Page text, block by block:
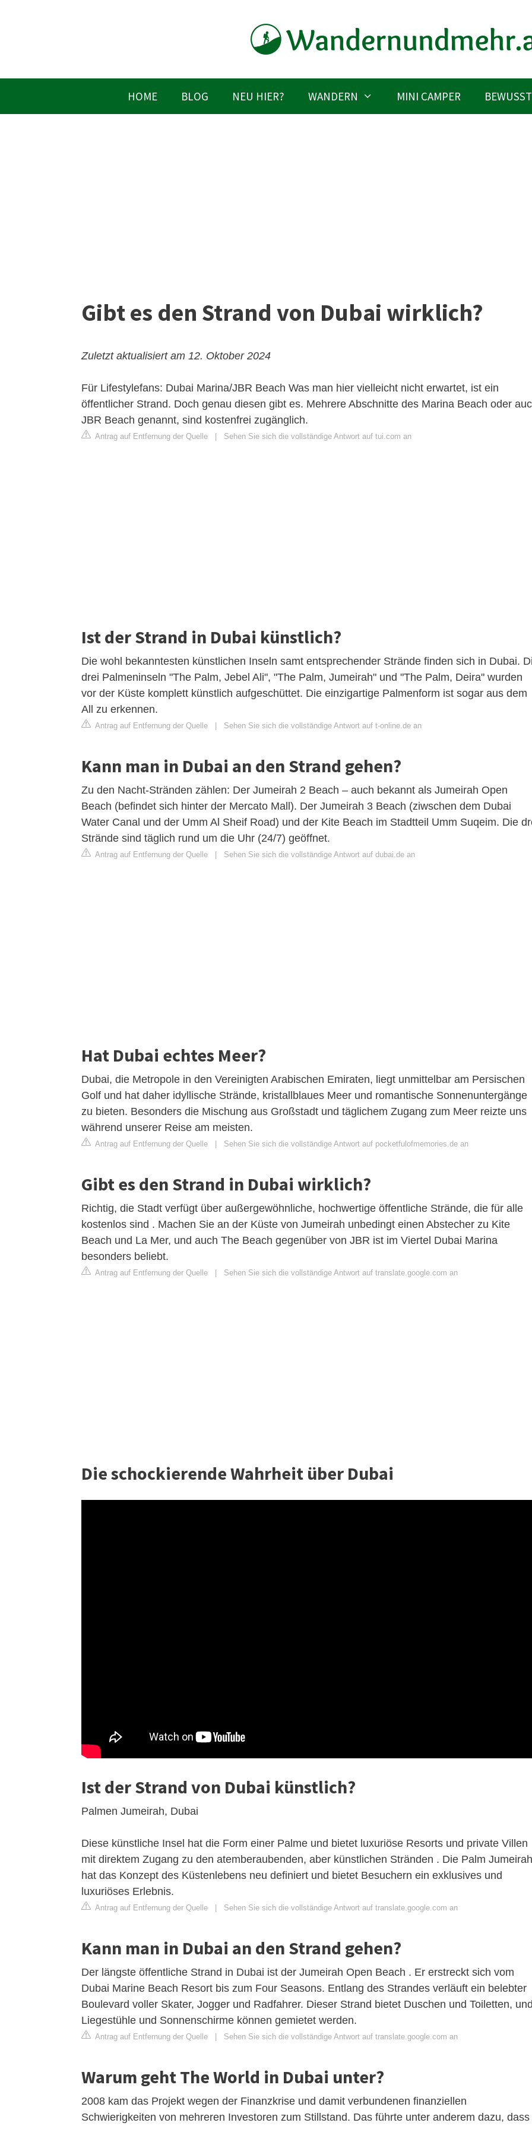
HOME BLOG NEU HIER? WANDERN MINI CAMPER
Gibt es den Strand von Dubai wirklich?
Zuletzt aktualisiert am 12. Oktober 2024
Für Lifestylefans: Dubai Marina/JBR Beach Was man hier vielleicht nicht erwartet, ist ein
öffentlicher Strand. Doch genau diesen gibt es. Mehrere Abschnitte des Marina Beach oder
JBR Beach genannt, sind kostenfrei zugänglich.
Antrag auf Entfernung der Quelle Sehen Sie sich die vollständige Antwort auf tui.com an
Ist der Strand in Dubai künstlich?
Die wohl bekanntesten künstlichen Inseln samt entsprechender Strände finden sich in Dubai.
drei Palmeninseln "The Palm, Jebel Ali", "The Palm, Jumeirah" und "The Palm, Deira" wurden
vor der Küste komplett künstlich aufgeschüttet. Die einzigartige Palmenform ist sogar aus dem
All zu erkennen.
Antrag auf Entfernung der Quelle Sehen Sie sich die vollständige Antwort auf t-online.de an
Kann man in Dubai an den Strand gehen?
Zu den Nacht-Stränden zählen: Der Jumeirah 2 Beach – auch bekannt als Jumeirah Open
Beach (befindet sich hinter der Mercato Mall). Der Jumeirah 3 Beach (ziwschen dem Dubai
Water Canal und der Umm Al Sheif Road) und der Kite Beach im Stadtteil Umm Suqeim. Die
Strände sind täglich rund um die Uhr (24/7) geöffnet.
Antrag auf Entfernung der Quelle Sehen Sie sich die vollständige Antwort auf dubai.de an
Hat Dubai echtes Meer?
Dubai, die Metropole in den Vereinigten Arabischen Emiraten, liegt unmittelbar am Persischen
Golf und hat daher idyllische Strände, kristallblaues Meer und romantische Sonnenuntergänge
zu bieten. Besonders die Mischung aus Großstadt und täglichem Zugang zum Meer reizte uns
während unserer Reise am meisten.
Antrag auf Entfernung der Quelle Sehen Sie sich die vollständige Antwort auf pocketfulofmemories.de an
Gibt es den Strand in Dubai wirklich?
Richtig, die Stadt verfügt über außergewöhnliche, hochwertige öffentliche Strände, die für alle
kostenlos sind . Machen Sie an der Küste von Jumeirah unbedingt einen Abstecher zu Kite
Beach und La Mer, und auch The Beach gegenüber von JBR ist im Viertel Dubai Marina
besonders beliebt.
Antrag auf Entfernung der Quelle Sehen Sie sich die vollständige Antwort auf translate.google.com an
Die schockierende Wahrheit über Dubai
Ist der Strand von Dubai künstlich?
Palmen Jumeirah, Dubai
Diese künstliche Insel hat die Form einer Palme und bietet luxuriöse Resorts und private Villen
mit direktem Zugang zu den atemberaubenden, aber künstlichen Stränden . Die Palm Jumeirah
hat das Konzept des Küstenlebens neu definiert und bietet Besuchern ein exklusives und
luxuriöses Erlebnis.
Antrag auf Entfernung der Quelle | Sehen Sie sich die vollständige Antwort auf translate.google.com an
Kann man in Dubai an den Strand gehen?
Der längste öffentliche Strand in Dubai ist der Jumeirah Open Beach . Er erstreckt sich vom
Dubai Marine Beach Resort bis zum Four Seasons. Entlang des Strandes verläuft ein belebter
Boulevard voller Skater, Jogger und Radfahrer. Dieser Strand bietet Duschen und Toiletten,
Liegestühle und Sonnenschirme können gemietet werden.
Antrag auf Entfernung der Quelle | Sehen Sie sich die vollständige Antwort auf translate.google.com an
Warum geht The World in Dubai unter?
2008 kam das Projekt wegen der Finanzkrise und damit verbundenen finanziellen
Schwierigkeiten von mehreren Investoren zum Stillstand. Das führte unter anderem dazu, dass